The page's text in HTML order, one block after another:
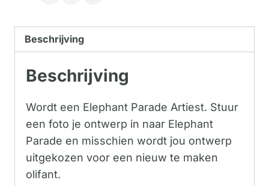
Beschrijving
Beschrijving
Wordt een Elephant Parade Artiest. Stuur
een foto je ontwerp in naar Elephant
Parade en misschien wordt jou ontwerp
uitgekozen voor een nieuw te maken
olifant.